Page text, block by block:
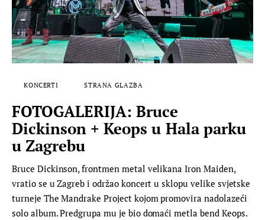
KONCERTI STRANA GLAZBA
FOTOGALERIJA: Bruce
Dickinson + Keops u Hala parku
u Zagrebu
Bruce Dickinson, frontmen metal velikana Iron Maiden,
vratio se u Zagreb i održao koncert u sklopu velike svjetske
turneje The Mandrake Project kojom promovira nadolazeći
solo album. Predgrupa mu je bio domaći metla bend Keops.